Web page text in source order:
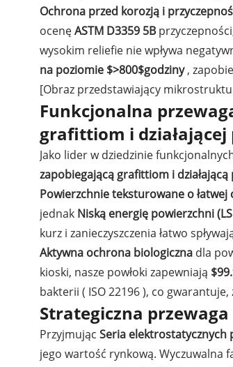
Ochrona przed korozją i
ocenęASTM D3359 5B
wysokim reliefie nie wpływa
na poziomie $>800$godziny,
[Obraz przedstawiający
Funkcjonalna
grafittiom i
Jako lider w dziedzinie
zapobiegającą grafittiom i
Powierzchnie teksturowane o łatwej
jednak Niską energię powierzchni
kurz i zanieczyszczenia łatwo
Aktywna ochrona biologiczna dla
kioski, nasze powłoki zapewniają
bakterii ( ISO 22196), co gwarantuje,
Strategiczna
Przyjmując Seria elektrostatycznych
jego wartość rynkową. Wyczuwalna